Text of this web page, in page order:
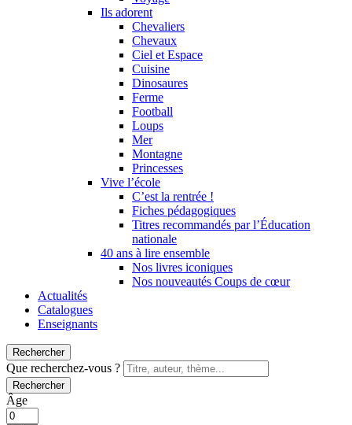
Ils adorent
Chevaliers
Chevaux
Ciel et Espace
Cuisine
Dinosaures
Ferme
Football
Loups
Mer
Montagne
Princesses
Vive l’école
C’est la rentrée !
Fiches pédagogiques
Titres recommandés par l’Éducation
nationale
40 ans à lire ensemble
Nos livres iconiques
Nos nouveautés Coups de cœur
Actualités
Catalogues
Enseignants
Rechercher
Que recherchez-vous ?
Rechercher
Âge